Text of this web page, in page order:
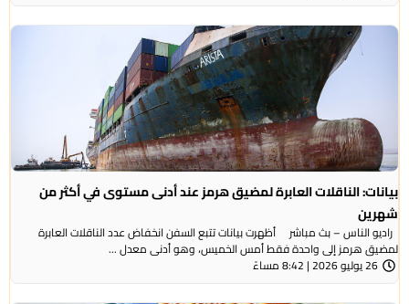
بيانات: الناقلات العابرة لمضيق هرمز عند أدنى مستوى في أكثر من
شهرين
راديو الناس – بث مباشر أظهرت بيانات تتبع السفن انخفاض عدد الناقلات العابرة
لمضيق هرمز إلى واحدة فقط أمس الخميس، وهو أدنى معدل ...
26 يوليو 2026 | 8:42 مساءً